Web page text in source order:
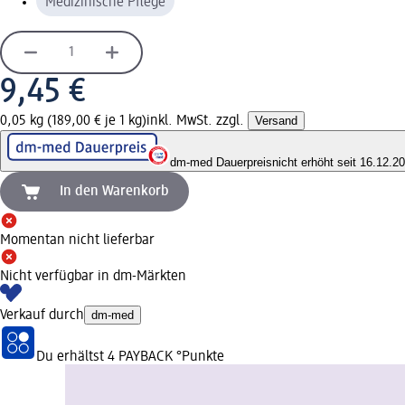
9,45 €
0,05 kg (189,00 € je 1 kg)inkl. MwSt. zzgl. Versand
dm-med Dauerpreisnicht erhöht seit
In den Warenkorb
Momentan nicht lieferbar
Nicht verfügbar in dm-Märkten
Verkauf durch dm-med
Du erhältst 4 PAYBACK °Punkte